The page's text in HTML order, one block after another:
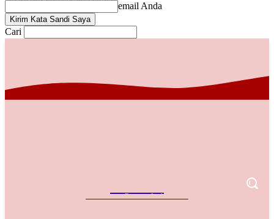
email Anda
Cari
Referensi Bisnis Indonesia